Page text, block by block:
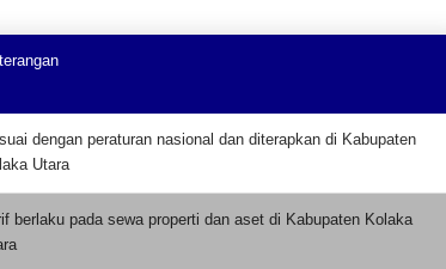
dengan peraturan nasional dan diterapkan di Kabupaten
Utara
berlaku pada sewa properti dan aset di Kabupaten Kolaka